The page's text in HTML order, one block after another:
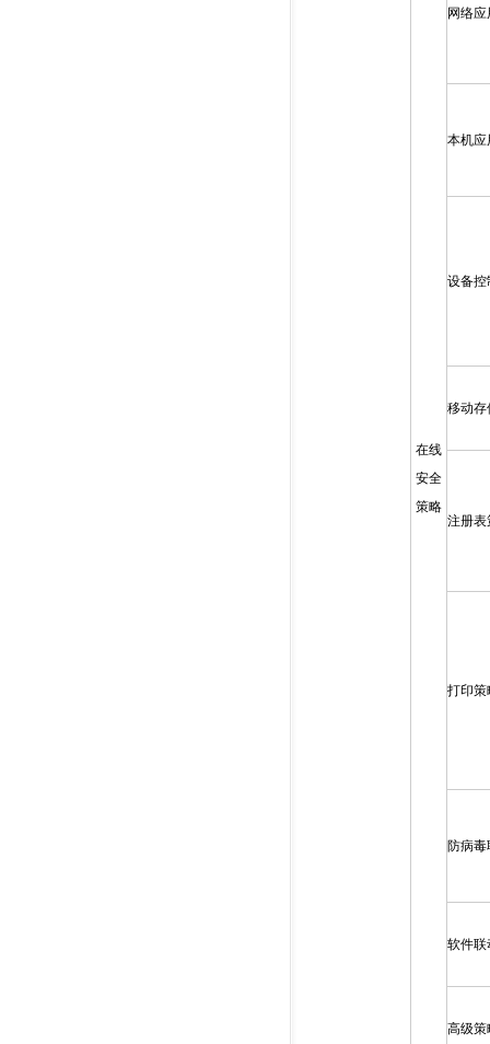
在线
安全
策略
网络
本机应
设备控
移动存
注册表
打印策
防病
软件联
高级策